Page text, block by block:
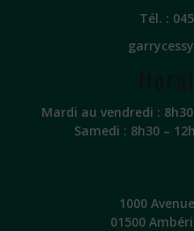
Tél. :
Mardi au vendredi :
Samedi : 8h30 –
1000
01500